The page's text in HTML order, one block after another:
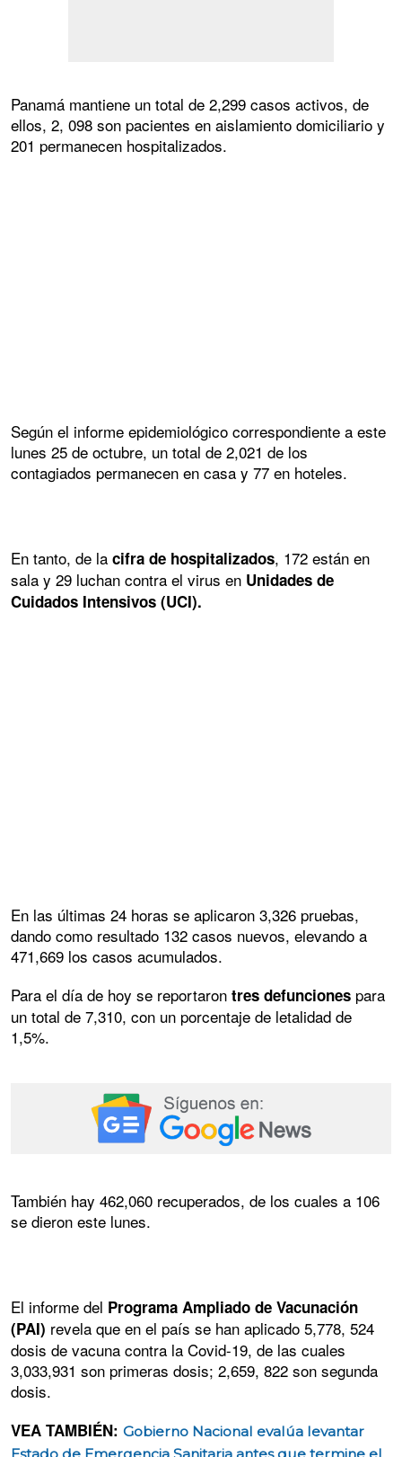
Panamá mantiene un total de 2,299 casos activos, de
ellos, 2, 098 son pacientes en aislamiento domiciliario y
201 permanecen hospitalizados.
Según el informe epidemiológico correspondiente a este
lunes 25 de octubre, un total de 2,021 de los
contagiados permanecen en casa y 77 en hoteles.
En tanto, de la cifra de hospitalizados, 172 están en
sala y 29 luchan contra el virus en Unidades de
Cuidados Intensivos (UCI).
En las últimas 24 horas se aplicaron 3,326 pruebas,
dando como resultado 132 casos nuevos, elevando a
471,669 los casos acumulados.
Para el día de hoy se reportaron tres defunciones para
un total de 7,310, con un porcentaje de letalidad de
1,5%.
También hay 462,060 recuperados, de los cuales a 106
se dieron este lunes.
El informe del Programa Ampliado de Vacunación
(PAI) revela que en el país se han aplicado 5,778, 524
dosis de vacuna contra la Covid-19, de las cuales
3,033,931 son primeras dosis; 2,659, 822 son segunda
dosis.
VEA TAMBIÉN: Gobierno Nacional evalúa levantar
Estado de Emergencia Sanitaria antes que termine el